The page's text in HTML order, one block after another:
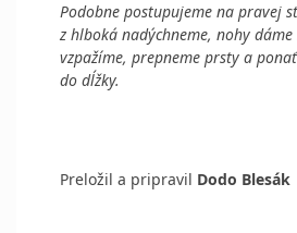
Podobne postupujeme na pravej
z hlboká nadýchneme, nohy
vzpažíme, prepneme prsty a
do dĺžky.
Preložil a pripravil Dodo Blesák